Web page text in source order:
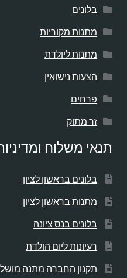
בלונים
מתנות מקוריות
מתנות ליולדת
הצעות נישואין
פרחים
זר מתוק
תנאי משלוח
בלונים בראשון לציון
מתנות בראשון לציון
בלונים בנס ציונה
רעיונות ליום הולדת
תקנון החברה מתנה